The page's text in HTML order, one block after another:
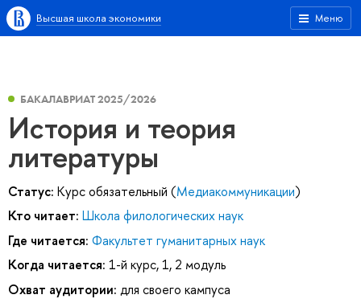
Меню
Высшая школа экономики
БАКАЛАВРИАТ 2025/2026
История и теория
литературы
Статус: Курс обязательный (Медиакоммуникации)
Кто читает: Школа филологических наук
Где читается: Факультет гуманитарных наук
Когда читается: 1-й курс, 1, 2 модуль
Охват аудитории: для своего кампуса